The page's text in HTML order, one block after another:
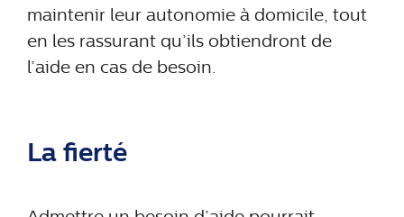
maintenir leur autonomie à domicile, tout
en les rassurant qu’ils obtiendront de
l’aide en cas de besoin.
La fierté